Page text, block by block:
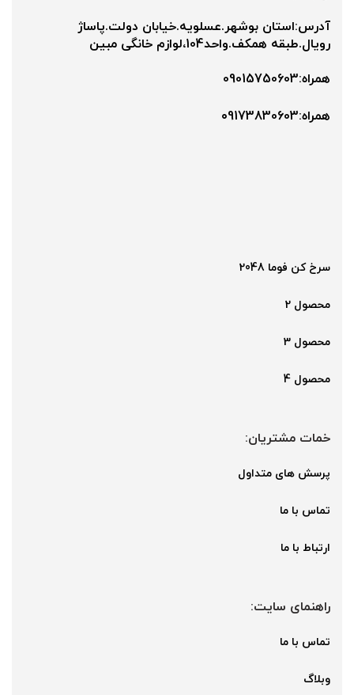
آدرس:استان بوشهر.عسلویه.خیابان دولت.پاساژ
رویال.طبقه همکف.واحد104،لوازم خانگی مبین
همراه:09015750603
همراه:۰9173830603
سرخ کن فوما 2048
محصول 2
محصول 3
محصول 4
خمات مشتریان:
پرسش های متداول
تماس با ما
ارتباط با ما
راهنمای سایت:
تماس با ما
وبلاگ